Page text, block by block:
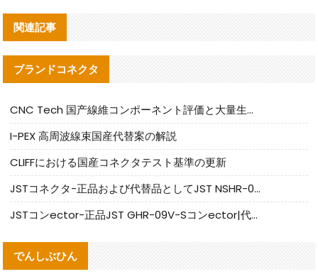
関連記事
ブランドコネクタ
CNC Tech 国产線維コンポーネント評価と大量生産適合ガイド
I-PEX 高周波線束国産代替案の解説
CLIFFにおける国産コネクタテスト基準の更新
JSTコネクタ-正品および代替品としてJST NSHR-02V-Sコネクタを提供します
JSTコンector-正品JST GHR-09V-Sコンector|代替品提供
でんしぶひん